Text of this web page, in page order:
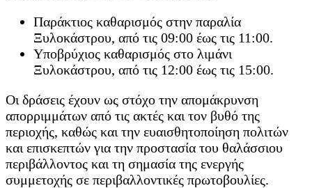
Παράκτιος καθαρισμός στην παραλία
Ξυλοκάστρου, από τις 09:00 έως τις 11:00.
Υποβρύχιος καθαρισμός στο λιμάνι
Ξυλοκάστρου, από τις 12:00 έως τις 15:00.
Οι δράσεις έχουν ως στόχο την απομάκρυνση
απορριμμάτων από τις ακτές και τον βυθό της
περιοχής, καθώς και την ευαισθητοποίηση πολιτών
και επισκεπτών για την προστασία του θαλάσσιου
περιβάλλοντος και τη σημασία της ενεργής
συμμετοχής σε περιβαλλοντικές πρωτοβουλίες.